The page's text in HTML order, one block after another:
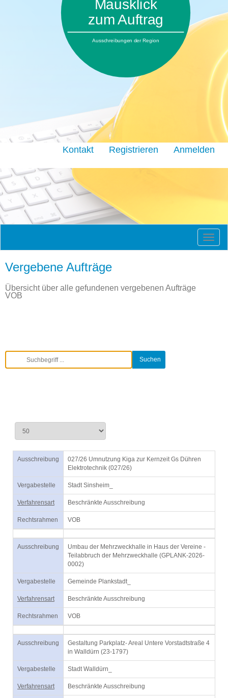
Mausklick
zum Auftrag
Ausschreibungen der Region
Kontakt Registrieren Anmelden
Vergebene Aufträge
Übersicht über alle gefundenen vergebenen Aufträge
VOB
Ausschreibung
027/26 Umnutzung Kiga zur Kernzeit Gs Dühren
Elektrotechnik (027/26)
Vergabestelle Stadt Sinsheim_
Verfahrensart Beschränkte Ausschreibung
Rechtsrahmen VOB
Ausschreibung
Umbau der Mehrzweckhalle in Haus der Vereine -
Teilabbruch der Mehrzweckhalle (GPLANK-2026-
0002)
Vergabestelle Gemeinde Plankstadt_
Verfahrensart Beschränkte Ausschreibung
Rechtsrahmen VOB
Ausschreibung
Gestaltung Parkplatz- Areal Untere Vorstadtstraße 4
in Walldürn (23-1797)
Vergabestelle Stadt Walldürn_
Verfahrensart Beschränkte Ausschreibung